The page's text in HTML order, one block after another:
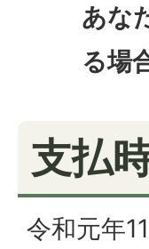
あな
る場
支払
令和元年